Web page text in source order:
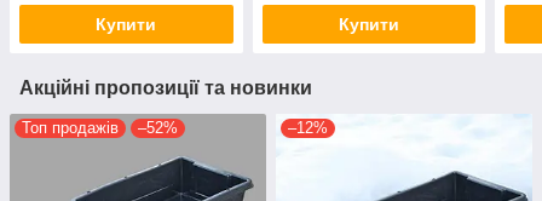
Купити Купити
Акційні пропозиції та новинки
Топ продажів –52% –12%